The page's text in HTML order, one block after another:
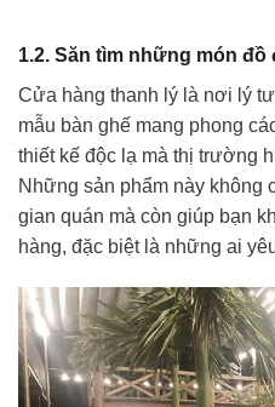
1.2. Săn tìm những món đồ
Cửa hàng thanh lý là nơi lý
mẫu bàn ghế mang phong
thiết kế độc lạ mà thị trường
Những sản phẩm này không
gian quán mà còn giúp bạn
hàng, đặc biệt là những ai